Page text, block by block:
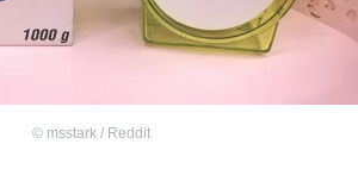
© msstark / Reddit